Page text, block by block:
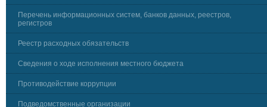
Перечень информационных систем, банков данных, реестров,
регистров
Реестр расходных обязательств
Сведения о ходе исполнения местного бюджета
Противодействие коррупции
Подведомственные организации